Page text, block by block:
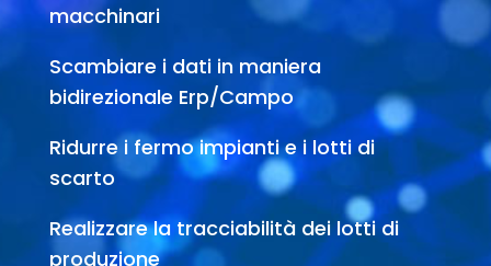
macchinari
Scambiare i dati in maniera
bidirezionale Erp/Campo
Ridurre i fermo impianti e i lotti di
scarto
Realizzare la tracciabilità dei lotti di
produzione